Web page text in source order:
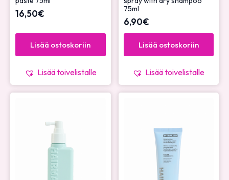
16,50€
Lisää ostoskoriin
Lisää toivelistalle
75ml
6,90€
Lisää ostoskoriin
Lisää toivelistalle